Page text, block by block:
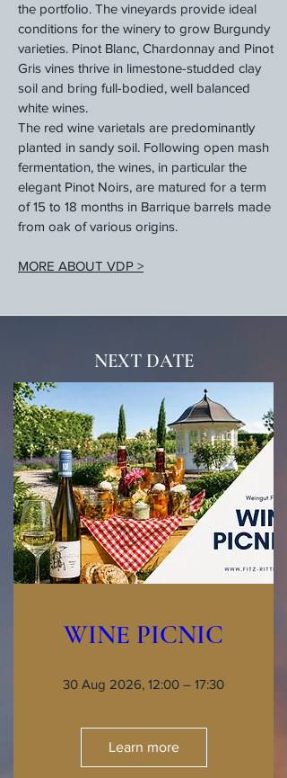
the portfolio. The vineyards provide ideal
conditions for the winery to grow Burgundy
varieties. Pinot Blanc, Chardonnay and Pinot
Gris vines thrive in limestone-studded clay
soil and bring full-bodied, well balanced
white wines.
The red wine varietals are predominantly
planted in sandy soil. Following open mash
fermentation, the wines, in particular the
elegant Pinot Noirs, are matured for a term
of 15 to 18 months in Barrique barrels made
from oak of various origins.
MORE ABOUT VDP >
NEXT DATE
WINE PICNIC
30 Aug 2026, 12:00 – 17:30
Learn more